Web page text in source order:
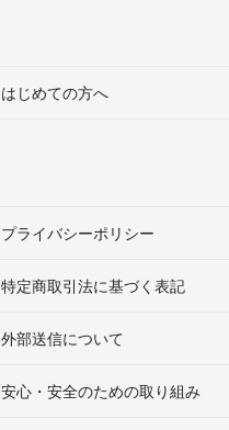
はじめての方へ
プライバシーポリシー
特定商取引法に基づく表記
外部送信について
安心・安全のための取り組み